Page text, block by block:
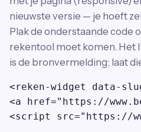
nieuwste versie — je hoeft
Plak de onderstaande code
rekentool moet komen. Het
is de bronvermelding; laat
<reken-widget data-
<a href="https://
<script src="https://